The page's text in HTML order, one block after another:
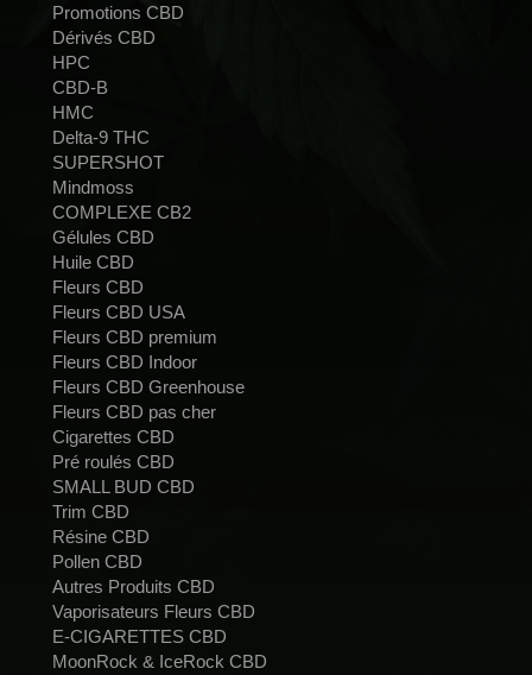
Promotions CBD
Dérivés CBD
HPC
CBD-B
HMC
Delta-9 THC
SUPERSHOT
Mindmoss
COMPLEXE CB2
Gélules CBD
Huile CBD
Fleurs CBD
Fleurs CBD USA
Fleurs CBD premium
Fleurs CBD Indoor
Fleurs CBD Greenhouse
Fleurs CBD pas cher
Cigarettes CBD
Pré roulés CBD
SMALL BUD CBD
Trim CBD
Résine CBD
Pollen CBD
Autres Produits CBD
Vaporisateurs Fleurs CBD
E-CIGARETTES CBD
MoonRock & IceRock CBD